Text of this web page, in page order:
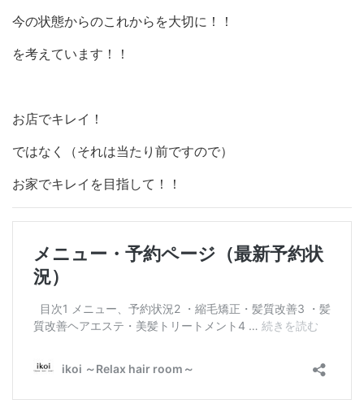
今の状態からのこれからを大切に！！
を考えています！！
お店でキレイ！
ではなく（それは当たり前ですので）
お家でキレイを目指して！！